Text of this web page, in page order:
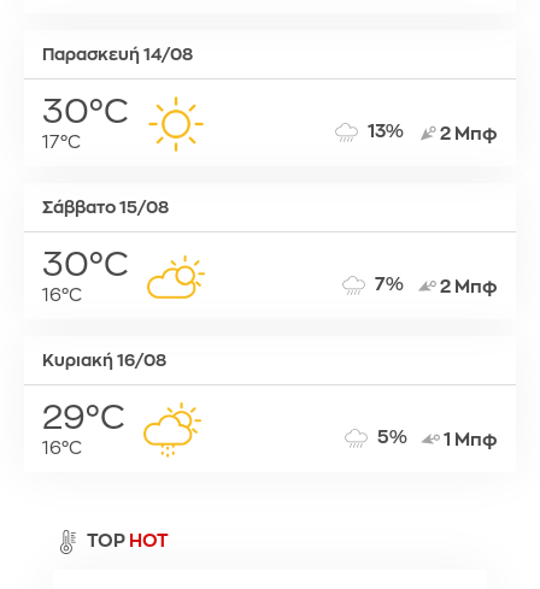
Παρασκευή 14/08
30°C
17°C
13% 2 Μπφ
Σάββατο 15/08
30°C
16°C
7% 2 Μπφ
Κυριακή 16/08
29°C
16°C
5% 1 Μπφ
TOP HOT